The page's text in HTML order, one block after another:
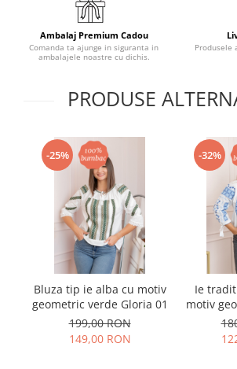
Ambalaj Premium Cadou
Comanda ta ajunge in siguranta in
ambalajele noastre cu dichis.
Produsele
PRODUSE
-25%
Bluza tip ie alba cu motiv
geometric verde Gloria 01
199,00 RON
149,00 RON
-32%
Ie
motiv